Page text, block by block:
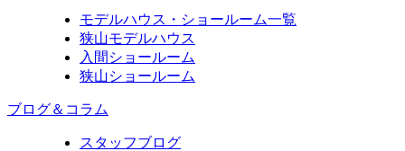
モデルハウス・ショールーム一覧
狭山モデルハウス
入間ショールーム
狭山ショールーム
ブログ＆コラム
スタッフブログ